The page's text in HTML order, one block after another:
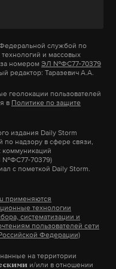
подразделений.
Тут и так все
ждут прямо за
Будет все: и
интернет.
,Дзени
VK
к миру. К
жизни. Ведь это
вMAX. Он
интернет.
,Дзени VK
Telegram
VK
службой по
и массовых
номером ЭЛ №ФС77-70379
редактор: Таразевич А.А.
геолокации пользователей
в Политике по защите
издания Daily Storm
по надзору в сфере связи,
№ФС77-70379)
с пометкой Daily Storm.
применяются
технологии
систематизации и
пользователей сети
Федерации)
на территории
и/или в отношении